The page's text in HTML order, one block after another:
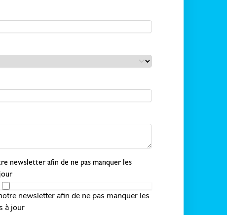
newsletter afin de ne pas manquer les
newsletter afin de ne pas manquer les
à jour